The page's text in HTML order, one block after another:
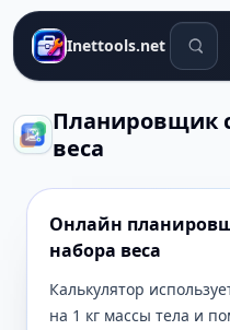
Inettools.net Поиск
Планировщик
веса
Онлайн
набора веса
Калькулятор
на 1 кг массы тела и